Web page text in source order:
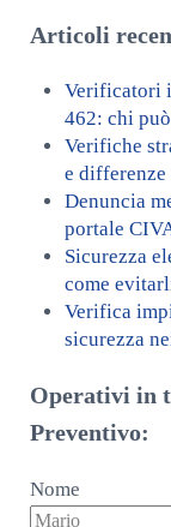
Articoli
Verificatori
462: chi
Verifiche
e
Denuncia
portale
Sicurezza
come
Verifica
sicurezza
Operativi in
Preventivo:
Nome